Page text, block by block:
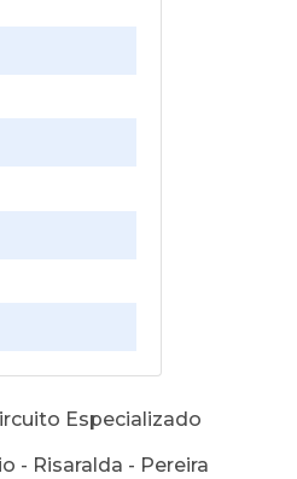
Especializado
- Risaralda - Pereira